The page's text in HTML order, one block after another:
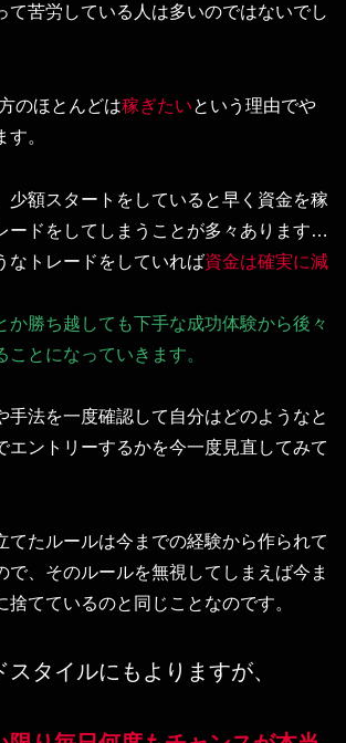
て苦労している人は多いのではないでし
のほとんどは稼ぎたいという理由でや
。
少額スタートをしていると早く資金を稼
ードをしてしまうことが多々あります…
なトレードをしていれば資金は確実に減
か勝ち越しても下手な成功体験から後々
ことになっていきます。
手法を一度確認して自分はどのようなと
エントリーするかを今一度見直してみて
てたルールは今までの経験から作られて
で、そのルールを無視してしまえば今ま
捨てているのと同じことなのです。
スタイルにもよりますが、